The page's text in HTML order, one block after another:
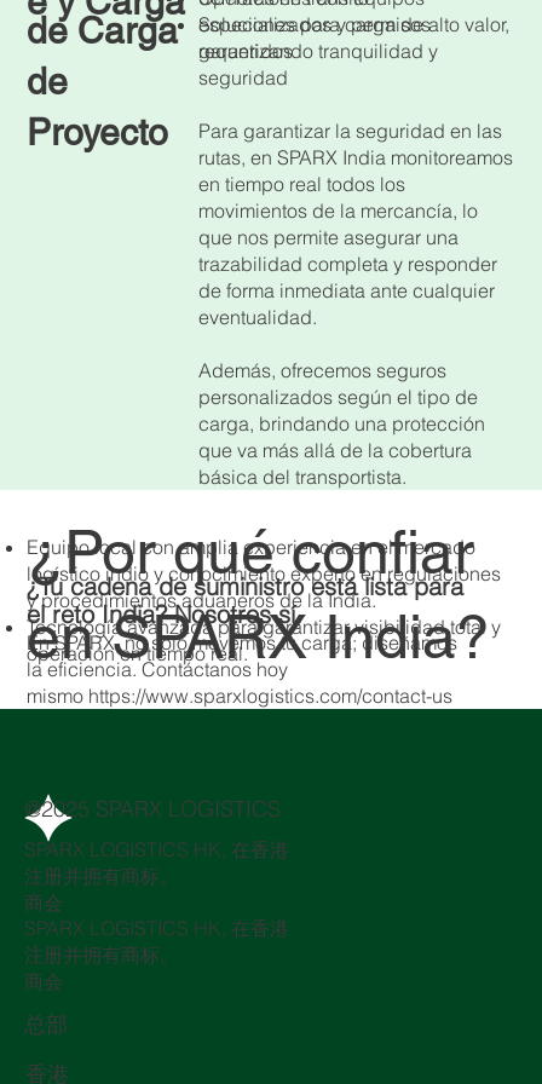
de Carga
de
Proyecto
especializados y permisos
requeridos
Soluciones para carga de alto valor,
garantizando tranquilidad y
seguridad
Para garantizar la seguridad en las
rutas, en SPARX India monitoreamos
en tiempo real todos los
movimientos de la mercancía, lo
que nos permite asegurar una
trazabilidad completa y responder
de forma inmediata ante cualquier
eventualidad.
Además, ofrecemos seguros
personalizados según el tipo de
carga, brindando una protección
que va más allá de la cobertura
básica del transportista.
¿Por qué confiar
en SPARX India?
Equipo local con amplia experiencia en el mercado
logístico indio y conocimiento experto en regulaciones
y procedimientos aduaneros de la India.
​Tecnología avanzada para garantizar visibilidad total y
operación en tiempo real.
¿Tu cadena de suministro está lista para
el reto India? Nosotros sí.
En SPARX, no solo movemos tu carga; diseñamos
la eficiencia. Contáctanos hoy
mismo https://www.sparxlogistics.com/contact-us
@2025 SPARX LOGISTICS
SPARX LOGISTICS HK, 在香港
注册并拥有商标。
商会
SPARX LOGISTICS HK, 在香港
注册并拥有商标。
商会
总部
香港